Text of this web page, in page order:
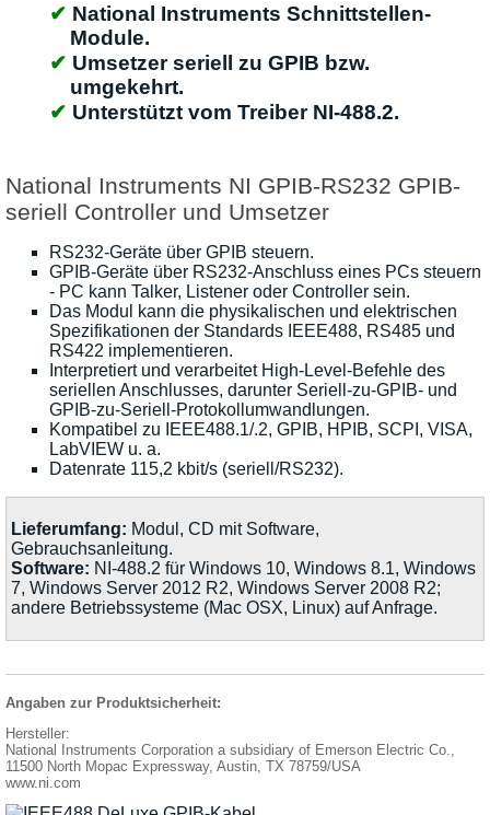
National Instruments Schnittstellen-
Module.
Umsetzer seriell zu GPIB bzw.
umgekehrt.
Unterstützt vom Treiber NI-488.2.
National Instruments NI GPIB-RS232 GPIB-
seriell Controller und Umsetzer
RS232-Geräte über GPIB steuern.
GPIB-Geräte über RS232-Anschluss eines PCs steuern
- PC kann Talker, Listener oder Controller sein.
Das Modul kann die physikalischen und elektrischen
Spezifikationen der Standards IEEE488, RS485 und
RS422 implementieren.
Interpretiert und verarbeitet High-Level-Befehle des
seriellen Anschlusses, darunter Seriell-zu-GPIB- und
GPIB-zu-Seriell-Protokollumwandlungen.
Kompatibel zu IEEE488.1/.2, GPIB, HPIB, SCPI, VISA,
LabVIEW u. a.
Datenrate 115,2 kbit/s (seriell/RS232).
Lieferumfang: Modul, CD mit Software,
Gebrauchsanleitung.
Software: NI-488.2 für Windows 10, Windows 8.1, Windows
7, Windows Server 2012 R2, Windows Server 2008 R2;
andere Betriebssysteme (Mac OSX, Linux) auf Anfrage.
Angaben zur Produktsicherheit:
Hersteller:
National Instruments Corporation a subsidiary of Emerson Electric Co.,
11500 North Mopac Expressway, Austin, TX 78759/USA
www.ni.com